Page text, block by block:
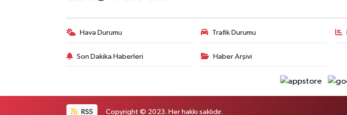
Hava Durumu Trafik Durumu
Son Dakika Haberleri Haber Arşivi
RSS Copyright © 2023. Her hakkı saklıdır.